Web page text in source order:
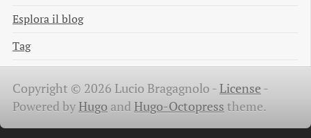
Esplora il blog
Tag
Copyright © 2026 Lucio Bragagnolo -License -
Powered byHugo and Hugo-Octopress theme.